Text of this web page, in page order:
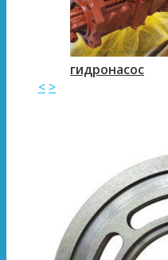
гидронасос
< >